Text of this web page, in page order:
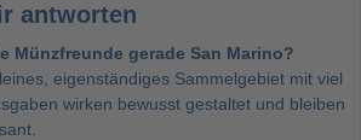
antworten
Münzfreunde gerade San Marino?
eigenständiges Sammelgebiet mit viel
wirken bewusst gestaltet und bleiben